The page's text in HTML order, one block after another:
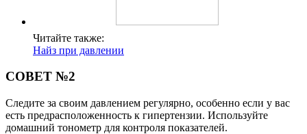
Читайте также:
Найз при давлении
СОВЕТ №2
Следите за своим давлением регулярно, особенно если у вас
есть предрасположенность к гипертензии. Используйте
домашний тонометр для контроля показателей.